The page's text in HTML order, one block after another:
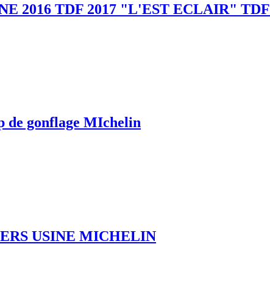
2016 TDF 2017 "L'EST ECLAIR" TDF
de gonflage MIchelin
USINE MICHELIN